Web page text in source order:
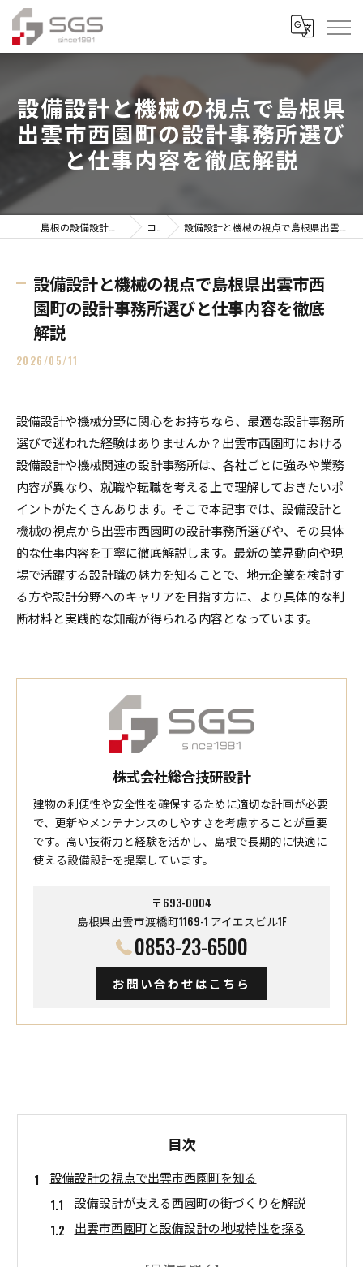
設備設計と機械の視点で島根県
出雲市西園町の設計事務所選び
と仕事内容を徹底解説
島根の設備設計なら株式会社総合技研設計 コラム 設備設計と機械の視点で島根県出雲市西園町の設計事務所選びと仕事内容を徹底解説
設備設計と機械の視点で島根県出雲市西
園町の設計事務所選びと仕事内容を徹底
解説
2026/05/11
設備設計や機械分野に関心をお持ちなら、最適な設計事務所
選びで迷われた経験はありませんか？出雲市西園町における
設備設計や機械関連の設計事務所は、各社ごとに強みや業務
内容が異なり、就職や転職を考える上で理解しておきたいポ
イントがたくさんあります。そこで本記事では、設備設計と
機械の視点から出雲市西園町の設計事務所選びや、その具体
的な仕事内容を丁寧に徹底解説します。最新の業界動向や現
場で活躍する設計職の魅力を知ることで、地元企業を検討す
る方や設計分野へのキャリアを目指す方に、より具体的な判
断材料と実践的な知識が得られる内容となっています。
株式会社総合技研設計
建物の利便性や安全性を確保するために適切な計画が必要
で、更新やメンテナンスのしやすさを考慮することが重要
です。高い技術力と経験を活かし、島根で長期的に快適に
使える設備設計を提案しています。
〒693-0004
島根県出雲市渡橋町1169-1 アイエスビル1F
0853-23-6500
お問い合わせはこちら
目次
設備設計の視点で出雲市西園町を知る
設備設計が支える西園町の街づくりを解説
出雲市西園町と設備設計の地域特性を探る